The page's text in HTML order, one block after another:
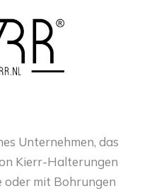
Unternehmen, das
Kierr-Halterungen
oder mit Bohrungen